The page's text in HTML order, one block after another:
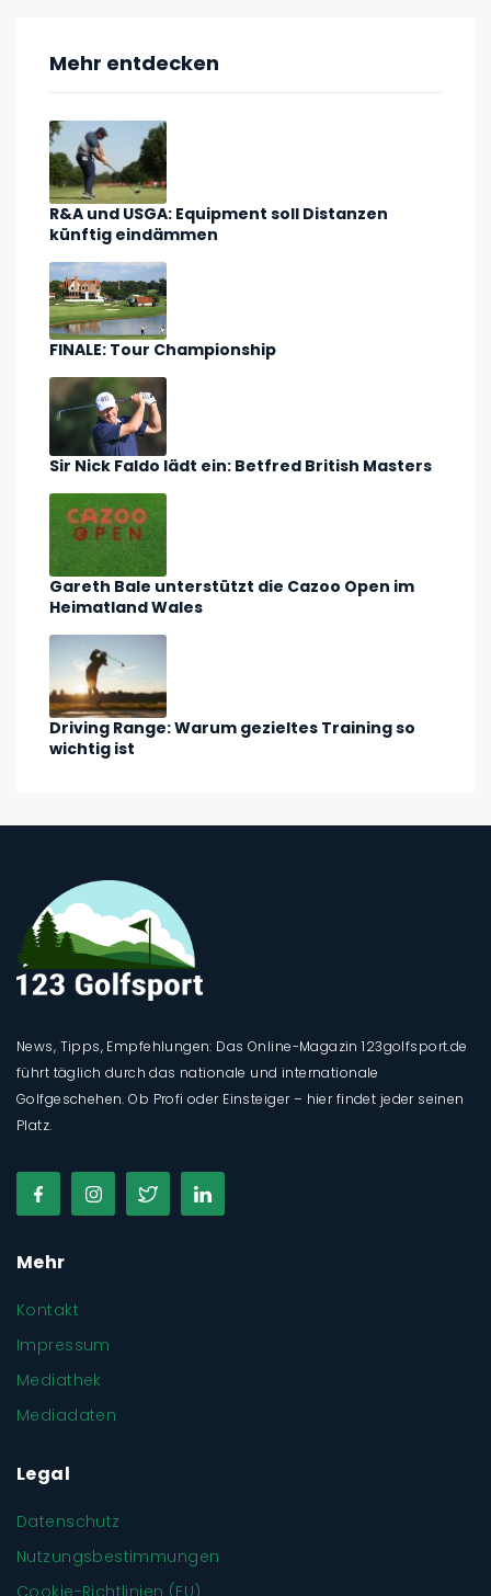
Mehr entdecken
R&A und USGA: Equipment soll Distanzen
künftig eindämmen
FINALE: Tour Championship
Sir Nick Faldo lädt ein: Betfred British Masters
Gareth Bale unterstützt die Cazoo Open im
Heimatland Wales
Driving Range: Warum gezieltes Training so
wichtig ist
News, Tipps, Empfehlungen: Das Online-Magazin 123golfsport.de
führt täglich durch das nationale und internationale
Golfgeschehen. Ob Profi oder Einsteiger – hier findet jeder seinen
Platz.
Mehr
Kontakt
Impressum
Mediathek
Mediadaten
Legal
Datenschutz
Nutzungsbestimmungen